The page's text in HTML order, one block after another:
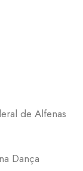
de Alfenas
Dança